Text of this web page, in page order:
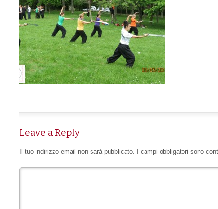
Leave a Reply
Il tuo indirizzo email non sarà pubblicato. I campi obbligatori sono